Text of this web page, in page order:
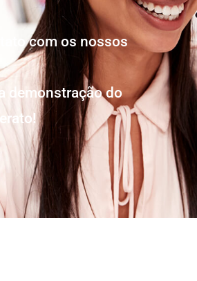
com os nossos
demonstração do